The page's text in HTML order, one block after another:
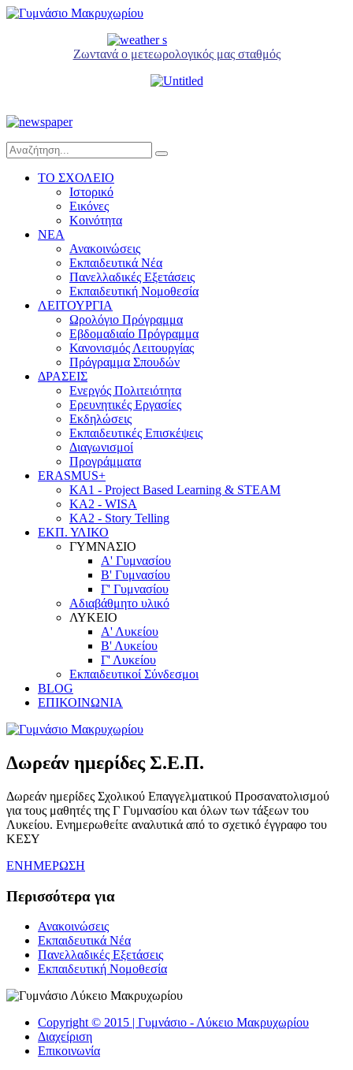
Ζωντανά ο μετεωρολογικός μας σταθμός
ΤΟ ΣΧΟΛΕΙΟ
Ιστορικό
Εικόνες
Κοινότητα
NEA
Ανακοινώσεις
Εκπαιδευτικά Νέα
Πανελλαδικές Εξετάσεις
Εκπαιδευτική Νομοθεσία
ΛΕΙΤΟΥΡΓΙΑ
Ωρολόγιο Πρόγραμμα
Εβδομαδιαίο Πρόγραμμα
Κανονισμός Λειτουργίας
Πρόγραμμα Σπουδών
ΔΡΑΣΕΙΣ
Ενεργός Πολιτειότητα
Ερευνητικές Εργασίες
Εκδηλώσεις
Εκπαιδευτικές Επισκέψεις
Διαγωνισμοί
Προγράμματα
ERASMUS+
KA1 - Project Based Learning & STEAM
KA2 - WISA
KA2 - Story Telling
ΕΚΠ. ΥΛΙΚΟ
ΓΥΜΝΑΣΙΟ
Α' Γυμνασίου
Β' Γυμνασίου
Γ' Γυμνασίου
Αδιαβάθμητο υλικό
ΛΥΚΕΙΟ
Α' Λυκείου
Β' Λυκείου
Γ' Λυκείου
Εκπαιδευτικοί Σύνδεσμοι
BLOG
ΕΠΙΚΟΙΝΩΝΙΑ
Δωρεάν ημερίδες Σ.Ε.Π.
Δωρεάν ημερίδες Σχολικού Επαγγελματικού Προσανατολισμού
για τους μαθητές της Γ Γυμνασίου και όλων των τάξεων του
Λυκείου. Ενημερωθείτε αναλυτικά από το σχετικό έγγραφο του
ΚΕΣΥ
ΕΝΗΜΕΡΩΣΗ
Περισσότερα για
Ανακοινώσεις
Εκπαιδευτικά Νέα
Πανελλαδικές Εξετάσεις
Εκπαιδευτική Νομοθεσία
Copyright © 2015 | Γυμνάσιο - Λύκειο Mακρυχωρίου
Διαχείριση
Επικοινωνία